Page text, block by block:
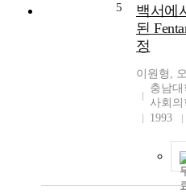
5
백서에
된
정
이원형,
충남
사회
1993